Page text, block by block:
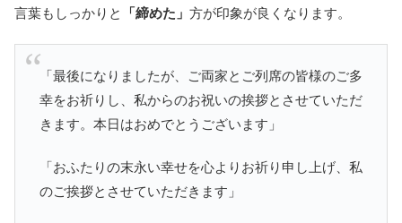
言葉もしっかりと
「締めた」 方が印象が良くなります。
「最後になりましたが、ご両家とご列席の皆様のご多
幸をお祈りし、私からのお祝いの挨拶とさせていただ
きます。本日はおめでとうございます」
「おふたりの末永い幸せを心よりお祈り申し上げ、私
のご挨拶とさせていただきます」